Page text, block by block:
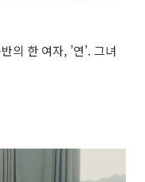
의 한 여자, ’연’. 그녀